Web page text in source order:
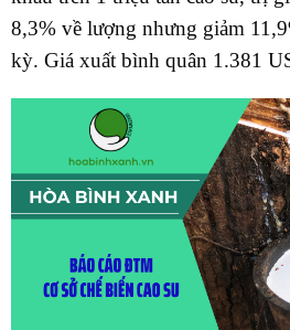
8,3% về lượng nhưng giảm
kỳ. Giá xuất bình quân 1.381